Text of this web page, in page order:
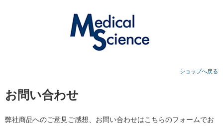
ショップへ戻る
お問い合わせ
弊社商品へのご意見ご感想、お問い合わせはこちらのフォームでお